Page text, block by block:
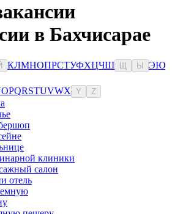
в Бахчисарае
КЛМНОПРСТУФХЦЧШ Ы ЭЮ
OPQRSTUVWX Y Z
клиники
салон
отель